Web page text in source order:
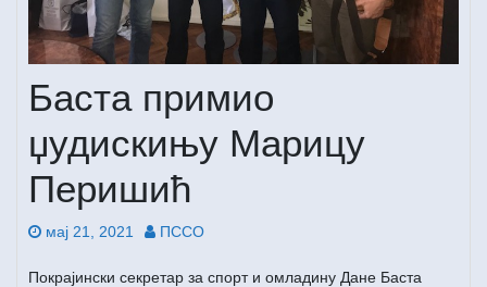
Баста примио
џудискињу Марицу
Перишић
мај 21, 2021 ПССО
Покрајински секретар за спорт и омладину Дане Баста